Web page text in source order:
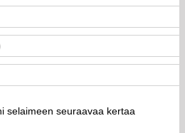
selaimeen seuraavaa kertaa